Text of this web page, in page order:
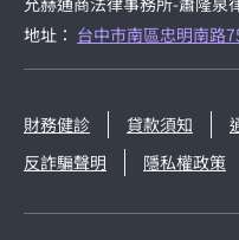
地址： 台中市南區忠明南路
財務健診 貸款須知
反詐騙聲明
隱私權政策